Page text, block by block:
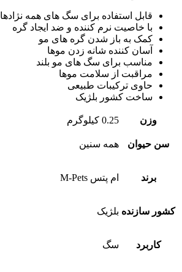
قابل استفاده برای سگ های همه نژادها
با خاصیت نرم کننده و ضد ایجاد گره
کمک به باز شدن گره های مو
آسان کننده شانه زدن موها
مناسب برای سگ های مو بلند
مراقبت از سلامت موها
حاوی ترکیبات طبیعی
ساخت کشور بلژیک
وزن 0.25 کیلوگرم
سن حیوان همه سنین
برند ام پتس M-Pets
کشور سازنده بلژیک
کاربرد سگ